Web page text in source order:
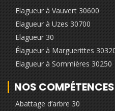
Elagueur à Vauvert 30600
Elagueur à Uzes 30700
Elagueur 30
Élagueur à Marguerittes
Elagueur à Sommières 30250
NOS COMPÉTENCES
Abattage d’arbre 30